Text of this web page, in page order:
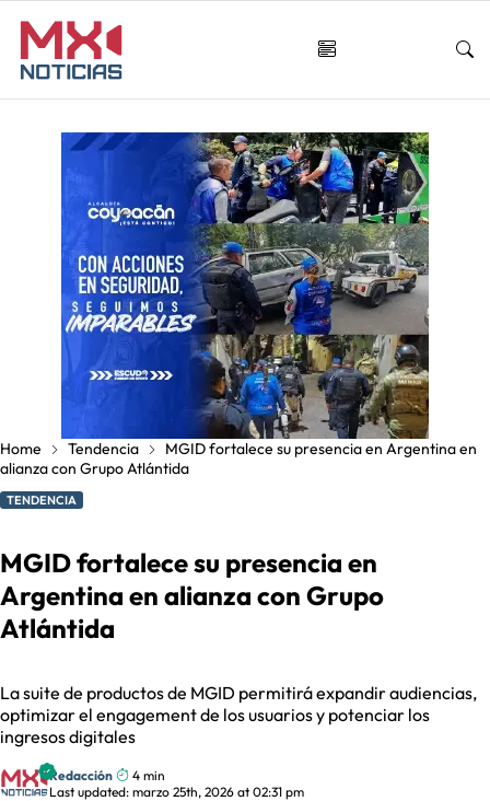
Home Tendencia
MGID fortalece su presencia en Argentina en
alianza con Grupo Atlántida
TENDENCIA
MGID fortalece su presencia en
Argentina en alianza con Grupo
Atlántida
La suite de productos de MGID permitirá expandir audiencias,
optimizar el engagement de los usuarios y potenciar los
ingresos digitales
Redacción
4 min
Last updated: marzo 25th, 2026 at 02:31 pm